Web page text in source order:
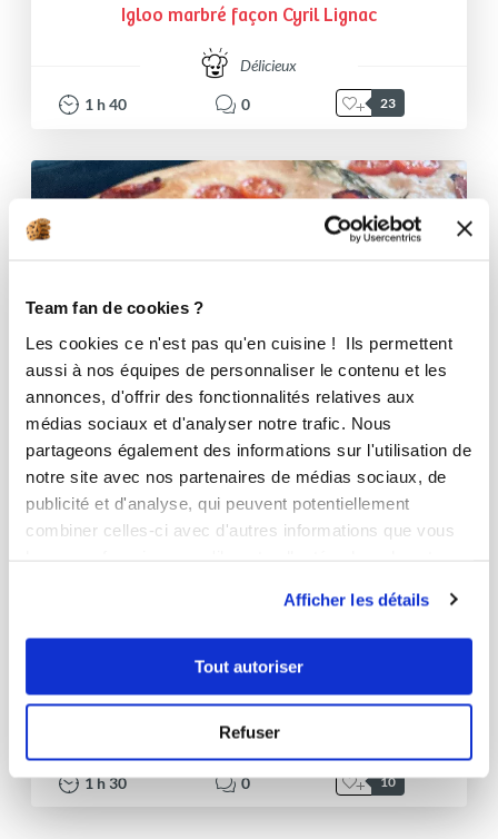
Team fan de cookies ?
Les cookies ce n'est pas qu'en cuisine ! Ils permettent
aussi à nos équipes de personnaliser le contenu et les
annonces, d'offrir des fonctionnalités relatives aux
médias sociaux et d'analyser notre trafic. Nous
partageons également des informations sur l'utilisation de
notre site avec nos partenaires de médias sociaux, de
publicité et d'analyse, qui peuvent potentiellement
combiner celles-ci avec d'autres informations que vous
Afficher les détails
Tout autoriser
Refuser
Igloo marbré façon Cyril Lignac
Délicieux
1 h40 0 23
Ma jolie Focaccia
Aucune note
1h30 0 10